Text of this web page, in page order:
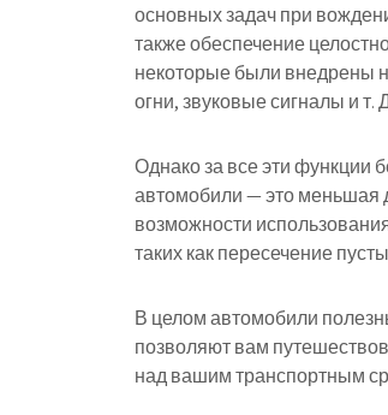
основных задач при
также обеспечение
некоторые были внедрены
огни, звуковые сигналы и
Однако за все эти функции
автомобили — это меньшая
возможности
таких как пересечение
В целом автомобили
позволяют вам
над вашим транспортным